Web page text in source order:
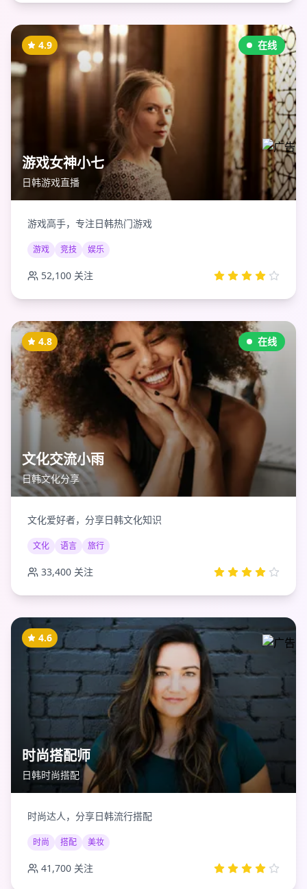
在线
4.9
游戏女神小七
日韩游戏直播
游戏高手，专注日韩热门游戏
游戏 竞技 娱乐
52,100 关注
在线
4.8
文化交流小雨
日韩文化分享
文化爱好者，分享日韩文化知识
文化 语言 旅行
33,400 关注
4.6
时尚搭配师
日韩时尚搭配
时尚达人，分享日韩流行搭配
时尚 搭配 美妆
41,700 关注